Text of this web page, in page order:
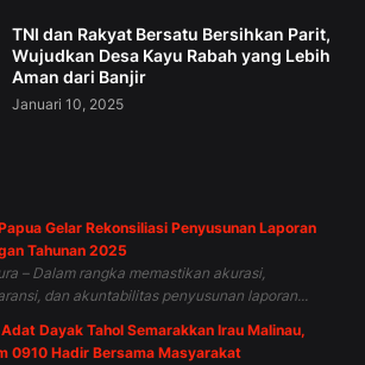
TNI dan Rakyat Bersatu Bersihkan Parit,
Wujudkan Desa Kayu Rabah yang Lebih
Aman dari Banjir
Januari 10, 2025
Gelar Rekonsiliasi Penyusunan Laporan
Tahunan 2025
– Dalam rangka memastikan akurasi,
dan akuntabilitas penyusunan laporan...
Dayak Tahol Semarakkan Irau Malinau,
0910 Hadir Bersama Masyarakat